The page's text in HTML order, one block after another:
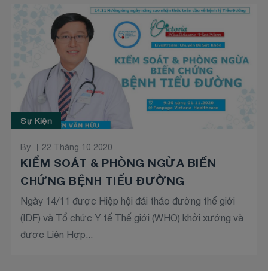
Sự Kiện
By 22 Tháng 10 2020
KIỂM SOÁT & PHÒNG NGỪA BIẾN
CHỨNG BỆNH TIỂU ĐƯỜNG
Ngày 14/11 được Hiệp hội đái tháo đường thế giới
(IDF) và Tổ chức Y tế Thế giới (WHO) khởi xướng và
được Liên Hợp...